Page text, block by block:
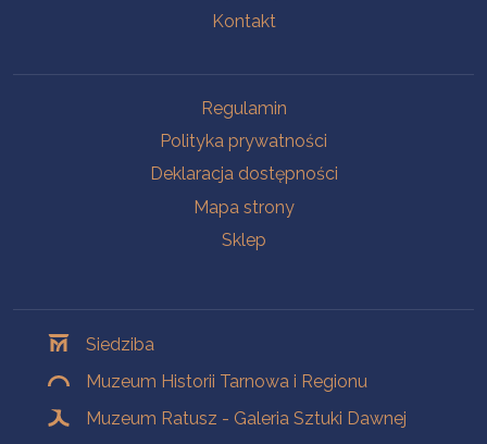
Kontakt
Regulamin
Polityka prywatności
Deklaracja dostępności
Mapa strony
Sklep
Siedziba
Muzeum Historii Tarnowa i Regionu
Muzeum Ratusz - Galeria Sztuki Dawnej